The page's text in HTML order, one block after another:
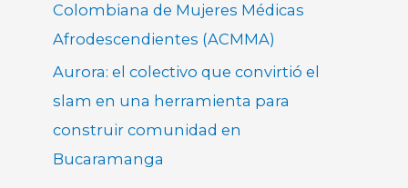
Colombiana de Mujeres Médicas
Afrodescendientes (ACMMA)
Aurora: el colectivo que convirtió el
slam en una herramienta para
construir comunidad en
Bucaramanga